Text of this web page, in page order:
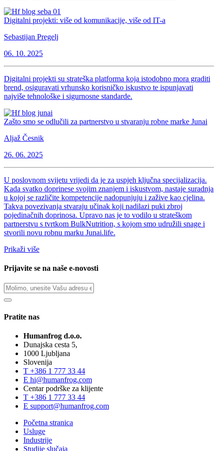
Digitalni projekti: više od komunikacije, više od IT-a
Sebastijan Pregelj
06. 10. 2025
Digitalni projekti su strateška platforma koja istodobno mora graditi
brend, osiguravati vrhunsko korisničko iskustvo te ispunjavati
najviše tehnološke i sigurnosne standarde.
Zašto smo se odlučili za partnerstvo u stvaranju robne marke Junai
Aljaž Česnik
26. 06. 2025
U poslovnom svijetu vrijedi da je za uspjeh ključna specijalizacija.
Kada svatko doprinese svojim znanjem i iskustvom, nastaje suradnja
u kojoj se različite kompetencije nadopunjuju i zažive kao cjelina.
Takva povezivanja stvaraju učinak koji nadilazi puki zbroj
pojedinačnih doprinosa. Upravo nas je to vodilo u strateškom
partnerstvu s tvrtkom BulkNutrition, s kojom smo udružili snage i
stvorili novu robnu marku Junai.life.
Prikaži više
Prijavite se na naše e-novosti
Pratite nas
Humanfrog d.o.o.
Dunajska cesta 5,
1000 Ljubljana
Slovenija
T +386 1 777 33 44
E hi@humanfrog.com
Centar podrške za klijente
T +386 1 777 33 44
E support@humanfrog.com
Početna stranica
Usluge
Industrije
Studije slučaja